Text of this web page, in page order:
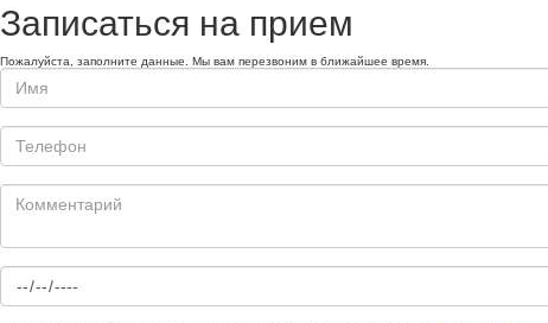
Записаться на прием
Пожалуйста, заполните данные. Мы вам перезвоним в ближайшее время.